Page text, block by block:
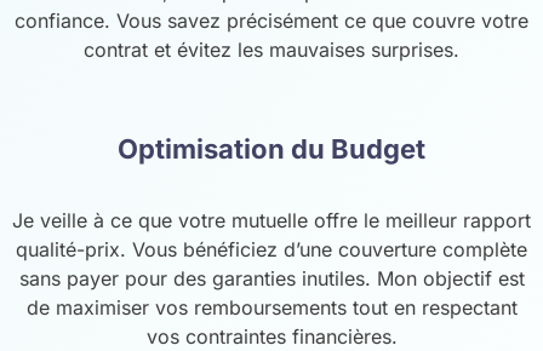
confiance. Vous savez précisément ce que couvre votre
contrat et évitez les mauvaises surprises.
Optimisation du Budget
Je veille à ce que votre mutuelle offre le meilleur rapport
qualité-prix. Vous bénéficiez d’une couverture complète
sans payer pour des garanties inutiles. Mon objectif est
de maximiser vos remboursements tout en respectant
vos contraintes financières.